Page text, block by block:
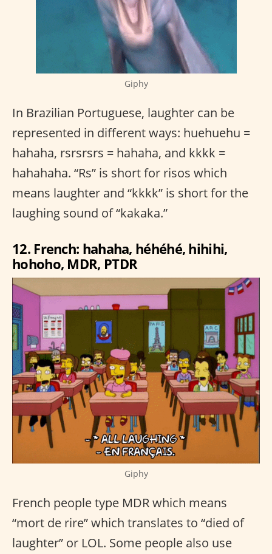
Giphy
In Brazilian Portuguese, laughter can be
represented in different ways: huehuehu =
hahaha, rsrsrsrs = hahaha, and kkkk =
hahahaha. “Rs” is short for risos which
means laughter and “kkkk” is short for the
laughing sound of “kakaka.”
12. French: hahaha, héhéhé, hihihi,
hohoho, MDR, PTDR
Giphy
French people type MDR which means
“mort de rire” which translates to “died of
laughter” or LOL. Some people also use